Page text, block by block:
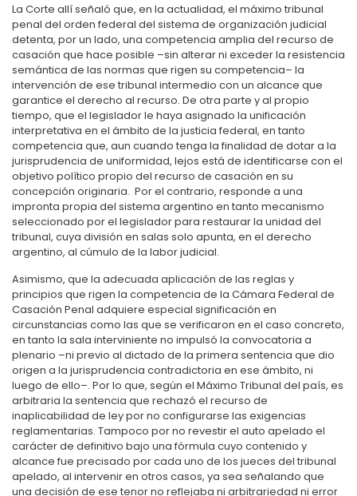
La Corte allí señaló que, en la actualidad, el máximo tribunal
penal del orden federal del sistema de organización judicial
detenta, por un lado, una competencia amplia del recurso de
casación que hace posible –sin alterar ni exceder la resistencia
semántica de las normas que rigen su competencia– la
intervención de ese tribunal intermedio con un alcance que
garantice el derecho al recurso. De otra parte y al propio
tiempo, que el legislador le haya asignado la unificación
interpretativa en el ámbito de la justicia federal, en tanto
competencia que, aun cuando tenga la finalidad de dotar a la
jurisprudencia de uniformidad, lejos está de identificarse con el
objetivo político propio del recurso de casación en su
concepción originaria. Por el contrario, responde a una
impronta propia del sistema argentino en tanto mecanismo
seleccionado por el legislador para restaurar la unidad del
tribunal, cuya división en salas solo apunta, en el derecho
argentino, al cúmulo de la labor judicial.
Asimismo, que la adecuada aplicación de las reglas y
principios que rigen la competencia de la Cámara Federal de
Casación Penal adquiere especial significación en
circunstancias como las que se verificaron en el caso concreto,
en tanto la sala interviniente no impulsó la convocatoria a
plenario –ni previo al dictado de la primera sentencia que dio
origen a la jurisprudencia contradictoria en ese ámbito, ni
luego de ello–. Por lo que, según el Máximo Tribunal del país, es
arbitraria la sentencia que rechazó el recurso de
inaplicabilidad de ley por no configurarse las exigencias
reglamentarias. Tampoco por no revestir el auto apelado el
carácter de definitivo bajo una fórmula cuyo contenido y
alcance fue precisado por cada uno de los jueces del tribunal
apelado, al intervenir en otros casos, ya sea señalando que
una decisión de ese tenor no reflejaba ni arbitrariedad ni error